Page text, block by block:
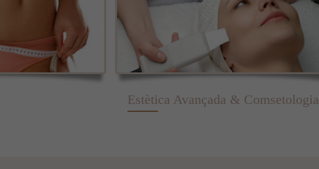
Estètica Avançada & Comsetologia